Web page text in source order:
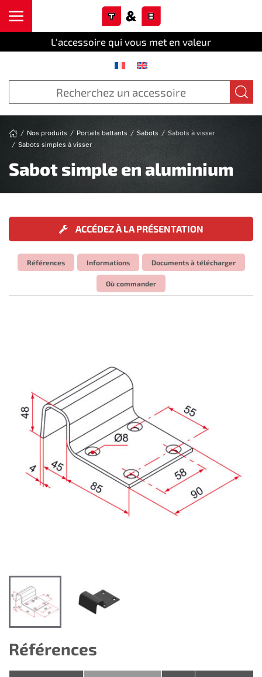
L'accessoire qui vous met en valeur
Nos produits Portails battants Sabots
Sabots à visser
Sabots simples à visser
Sabot simple en aluminium
ACCÉDEZ À LA PRÉSENTATION
Références Informations Documents à télécharger
Où commander
Références
Cookies management panel